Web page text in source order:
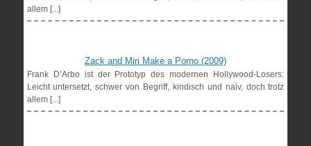
allem [...]
Zack and Miri Make a Porno (2009)
Frank D’Arbo ist der Prototyp des modernen Hollywood-Losers:
Leicht untersetzt, schwer von Begriff, kindisch und naiv, doch trotz
allem [...]